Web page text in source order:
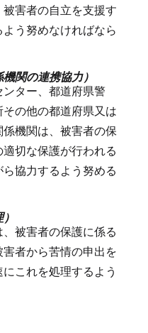
害者の自立を支援す
う努めなければなら
関の連携協力）
ター、都道府県警
の他の都道府県又は
機関は、被害者の保
切な保護が行われる
協力するよう努める
被害者の保護に係る
者から苦情の申出を
これを処理するよう